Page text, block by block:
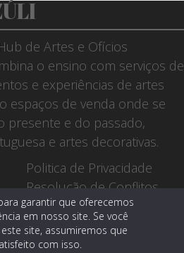
de Artes e Ofícios
o ensino com serviços de
e experiências de artes
espaços de venda onde se
presente e do passado,
e artes decorativas.
Politica de Privacidade
Resolução de Conflitos
Livro de Reclamações
A Loja dos Sites
garantir que oferecemos
em nosso site. Se você
site, assumiremos que
com isso.